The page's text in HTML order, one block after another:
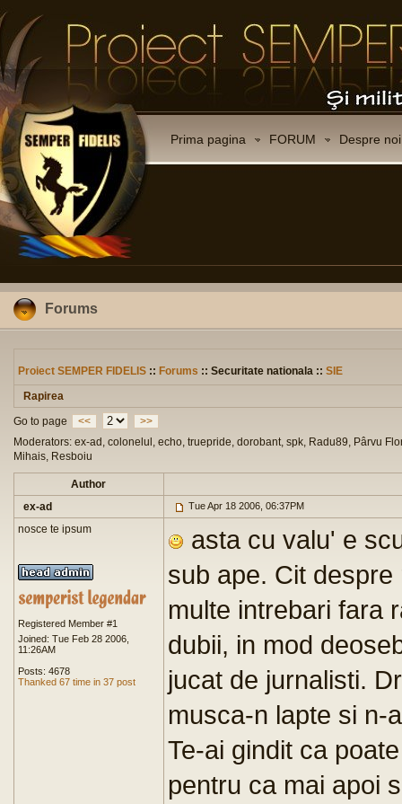
Prima pagina FORUM Despre noi
Forums
Proiect SEMPER FIDELIS :: Forums :: Securitate nationala :: SIE
Rapirea
Go to page
<<
>>
Moderators: ex-ad, colonelul, echo, truepride, dorobant, spk, Radu89, Pârvu
Mihais, Resboiu
Author
ex-ad
Tue Apr 18 2006, 06:37PM
nosce te ipsum
Registered Member #1
Joined: Tue Feb 28 2006,
11:26AM
Posts: 4678
Thanked 67 time in 37 post
asta cu valu' e
sub ape. Cit
multe intrebari fara
dubii, in mod
jucat de jurnalisti.
musca-n lapte si n-
Te-ai gindit ca
pentru ca mai apoi